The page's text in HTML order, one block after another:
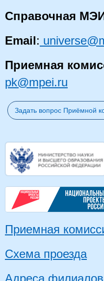
Справочная
Email:
Приемная
pk@mpei.ru
Задать вопрос Приёмной
Приемная
Схема проезда
Адреса филиалов